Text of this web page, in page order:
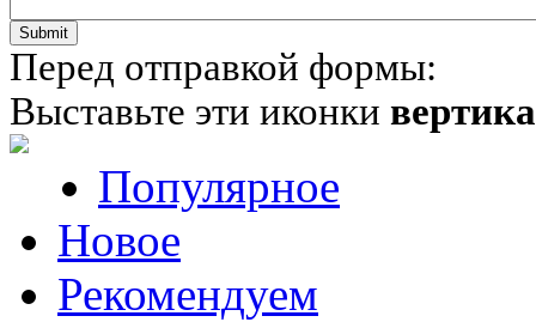
Перед отправкой формы:
Выставьте эти иконки
Популярное
Новое
Рекомендуем